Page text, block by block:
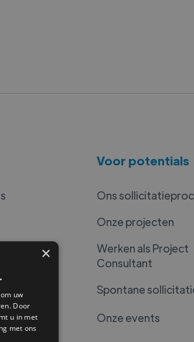
Voor potentials
Ons
Onze projecten
Werken als Project
Consultant
Spontane
Onze events
×
uw
Door
u in met
met ons